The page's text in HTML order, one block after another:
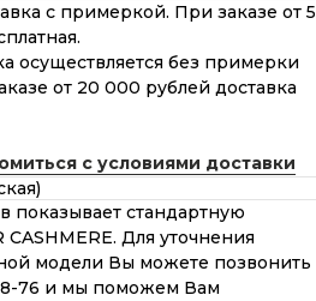
с примеркой. При заказе от 5
осуществляется без примерки
от 20 000 рублей доставка
с условиями доставки
показывает стандартную
Для уточнения
модели Вы можете позвонить
76 и мы поможем Вам